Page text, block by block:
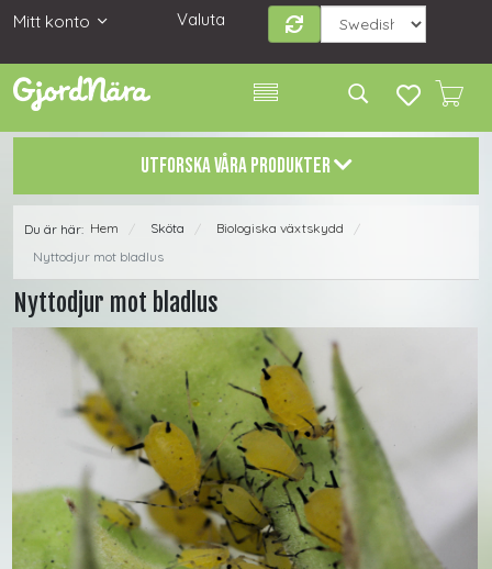
Mitt konto Valuta
UTFORSKA VÅRA PRODUKTER
Du är här: Hem / Sköta / Biologiska växtskydd
/
Nyttodjur mot bladlus
Nyttodjur mot bladlus